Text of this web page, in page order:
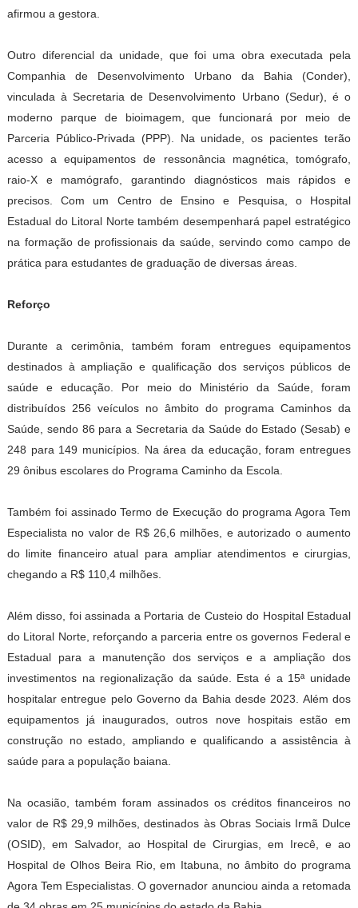
afirmou a gestora.
Outro diferencial da unidade, que foi uma obra executada pela
Companhia de Desenvolvimento Urbano da Bahia (Conder),
vinculada à Secretaria de Desenvolvimento Urbano (Sedur), é o
moderno parque de bioimagem, que funcionará por meio de
Parceria Público-Privada (PPP). Na unidade, os pacientes terão
acesso a equipamentos de ressonância magnética, tomógrafo,
raio-X e mamógrafo, garantindo diagnósticos mais rápidos e
precisos. Com um Centro de Ensino e Pesquisa, o Hospital
Estadual do Litoral Norte também desempenhará papel estratégico
na formação de profissionais da saúde, servindo como campo de
prática para estudantes de graduação de diversas áreas.
Reforço
Durante a cerimônia, também foram entregues equipamentos
destinados à ampliação e qualificação dos serviços públicos de
saúde e educação. Por meio do Ministério da Saúde, foram
distribuídos 256 veículos no âmbito do programa Caminhos da
Saúde, sendo 86 para a Secretaria da Saúde do Estado (Sesab) e
248 para 149 municípios. Na área da educação, foram entregues
29 ônibus escolares do Programa Caminho da Escola.
Também foi assinado Termo de Execução do programa Agora Tem
Especialista no valor de R$ 26,6 milhões, e autorizado o aumento
do limite financeiro atual para ampliar atendimentos e cirurgias,
chegando a R$ 110,4 milhões.
Além disso, foi assinada a Portaria de Custeio do Hospital Estadual
do Litoral Norte, reforçando a parceria entre os governos Federal e
Estadual para a manutenção dos serviços e a ampliação dos
investimentos na regionalização da saúde. Esta é a 15ª unidade
hospitalar entregue pelo Governo da Bahia desde 2023. Além dos
equipamentos já inaugurados, outros nove hospitais estão em
construção no estado, ampliando e qualificando a assistência à
saúde para a população baiana.
Na ocasião, também foram assinados os créditos financeiros no
valor de R$ 29,9 milhões, destinados às Obras Sociais Irmã Dulce
(OSID), em Salvador, ao Hospital de Cirurgias, em Irecê, e ao
Hospital de Olhos Beira Rio, em Itabuna, no âmbito do programa
Agora Tem Especialistas. O governador anunciou ainda a retomada